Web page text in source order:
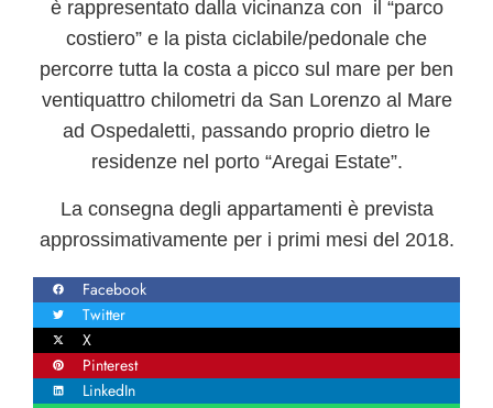
è rappresentato dalla vicinanza con il “parco
costiero” e la pista ciclabile/pedonale che
percorre tutta la costa a picco sul mare per ben
ventiquattro chilometri da San Lorenzo al Mare
ad Ospedaletti, passando proprio dietro le
residenze nel porto “Aregai Estate”.
La consegna degli appartamenti è prevista
approssimativamente per i primi mesi del 2018.
Facebook
Twitter
X
Pinterest
LinkedIn